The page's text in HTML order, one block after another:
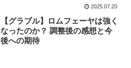
2025.07.20
【グラブル】ロムフェーヤは強く
なったのか？ 調整後の感想と今
後への期待